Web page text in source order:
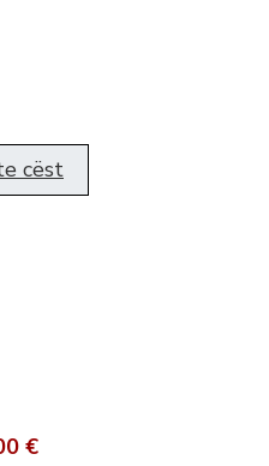
cëst
€